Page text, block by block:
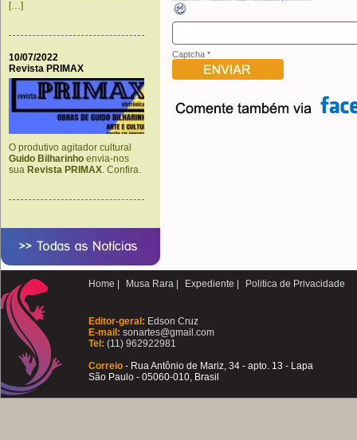
[…]
10/07/2022
Revista PRIMAX
O produtivo agitador cultural
Guido Bilharinho envia-nos
sua Revista PRIMAX. Confira.
Captcha *
Home | Musa Rara | Expediente | Politica de Privacidade
Editor-geral: Edson Cruz
E-mail: sonartes@gmail.com
Tel: (11) 962922981
Correio - Rua Antônio de Mariz, 34 - apto. 13 - Lapa
São Paulo - 05060-010, Brasil